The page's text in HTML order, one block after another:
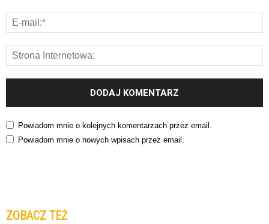
Powiadom mnie o kolejnych komentarzach przez email.
Powiadom mnie o nowych wpisach przez email.
ZOBACZ TEŻ